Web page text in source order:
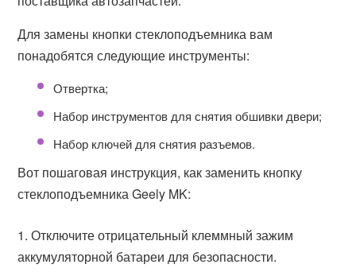
Для замены кнопки стеклоподъемника вам
понадобятся следующие инструменты:
Отвертка;
Набор инструментов для снятия обшивки двери;
Набор ключей для снятия разъемов.
Вот пошаговая инструкция, как заменить кнопку
стеклоподъемника Geely MK:
Отключите отрицательный клеммный зажим
аккумуляторной батареи для безопасности.